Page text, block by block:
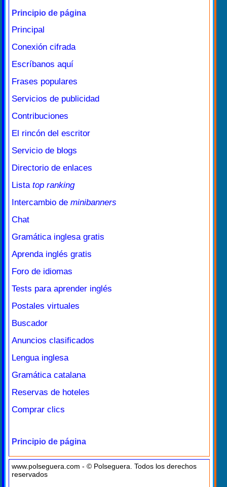
Principio de página
Principal
Conexión cifrada
Escríbanos aquí
Frases populares
Servicios de publicidad
Contribuciones
El rincón del escritor
Servicio de blogs
Directorio de enlaces
Lista top ranking
Intercambio de minibanners
Chat
Gramática inglesa gratis
Aprenda inglés gratis
Foro de idiomas
Tests para aprender inglés
Postales virtuales
Buscador
Anuncios clasificados
Lengua inglesa
Gramática catalana
Reservas de hoteles
Comprar clics
Principio de página
www.polseguera.com - © Polseguera. Todos los derechos
reservados